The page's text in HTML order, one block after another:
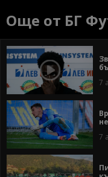
Още от БГ
7
7